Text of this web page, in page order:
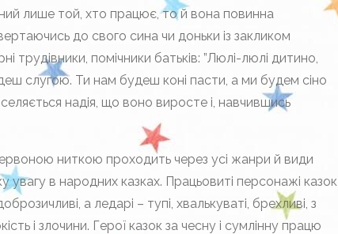
лише той, хто працює, то й вона повинна
до свого сина чи доньки із закликом
помічники батьків: ”Люлі-люлі дитино,
слугою. Ти нам будеш коні пасти, а ми будем сіно
надія, що воно виросте і, навчившись
ниткою проходить через усі жанри й види
увагу в народних казках. Працьовиті персонажі казок
а ледарі – тупі, хвалькуваті, брехливі, з
і злочини. Герої казок за чесну і сумлінну працю